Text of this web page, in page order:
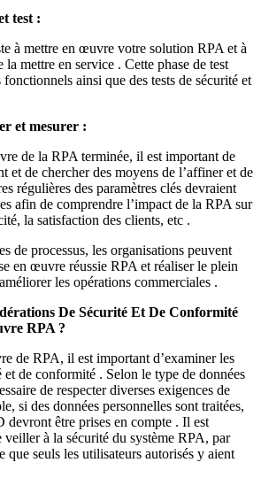
test :
à mettre en œuvre votre solution RPA et à
la mettre en service . Cette phase de test
ainsi que des tests de sécurité et
et mesurer :
de la RPA terminée, il est important de
et de chercher des moyens de l’affiner et de
régulières des paramètres clés devraient
afin de comprendre l’impact de la RPA sur
la satisfaction des clients, etc .
de processus, les organisations peuvent
en œuvre réussie RPA et réaliser le plein
les opérations commerciales .
De Sécurité Et De Conformité
RPA ?
de RPA, il est important d’examiner les
de conformité . Selon le type de données
de respecter diverses exigences de
si des données personnelles sont traitées,
devront être prises en compte . Il est
veiller à la sécurité du système RPA, par
que seuls les utilisateurs autorisés y aient